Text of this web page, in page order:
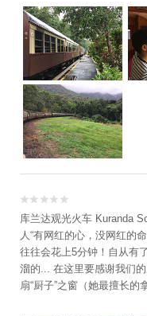


库兰达观光火车 Kuranda
人“有网红的心，没网红的
往往会花上5分钟！自从有
溜的... 在这里要感谢我们
扇“厨子”之窗（她最擅长
使”的天赋！ 感恩的心，感